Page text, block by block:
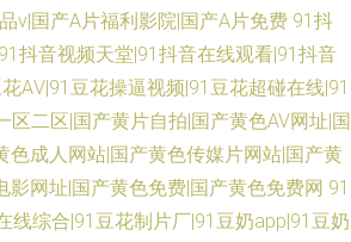
v|国产A片福利影院|国产A片免费 91抖
抖音视频天堂|91抖音在线观看|91抖音
AⅤ|91豆花操逼视频|91豆花超碰在线|91
区二区|国产黄片自拍|国产黄色AV网址|国
色成人网站|国产黄色传媒片网站|国产黄
影网址|国产黄色免费|国产黄色免费网 91
线综合|91豆花制片厂|91豆奶app|91豆奶